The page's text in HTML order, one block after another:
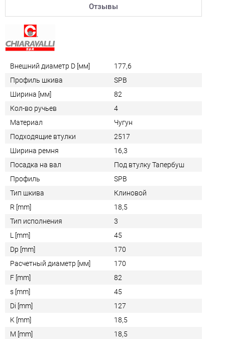
Отзывы
Внешний диаметр D [мм]
177,6
Профиль шкива
SPB
Ширина [мм]
82
Кол-во ручьев
4
Материал
Чугун
Подходящие втулки
2517
Ширина ремня
16,3
Посадка на вал
Под втулку Тапербуш
Профиль
SPB
Тип шкива
Клиновой
R [mm]
18,5
Тип исполнения
3
L [mm]
45
Dp [mm]
170
Расчетный диаметр [мм]
170
F [mm]
82
s [mm]
45
Di [mm]
127
K [mm]
18,5
M [mm]
18,5